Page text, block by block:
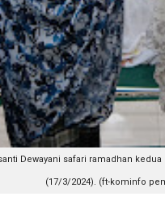
Dewayani safari ramadhan
(17/3/2024). (ft-kominfo